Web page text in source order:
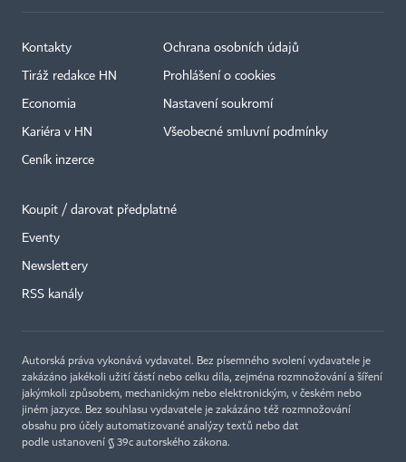
Kontakty
Tiráž redakce HN
Economia
Kariéra v HN
Ceník inzerce
Ochrana osobních údajů
Prohlášení o cookies
Nastavení soukromí
Všeobecné smluvní podmínky
Koupit / darovat předplatné
Eventy
Newslettery
RSS kanály
Autorská práva vykonává vydavatel. Bez písemného svolení vydavatele je
zakázáno jakékoli užití částí nebo celku díla, zejména rozmnožování a šíření
jakýmkoli způsobem, mechanickým nebo elektronickým, v českém nebo
jiném jazyce. Bez souhlasu vydavatele je zakázáno též rozmnožování
obsahu pro účely automatizované analýzy textů nebo dat
podle ustanovení § 39c autorského zákona.